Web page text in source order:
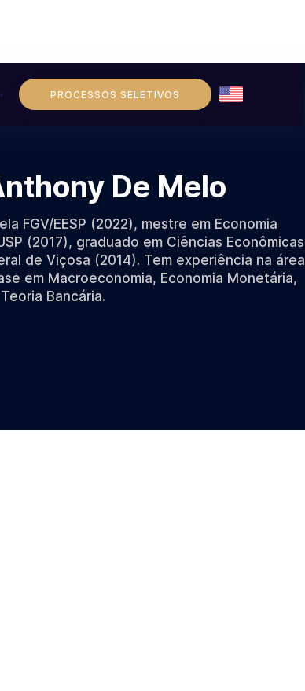
PROCESSOS SELETIVOS
De Melo
FGV/EESP (2022), mestre em Economia
(2017), graduado em Ciências Econômicas
de Viçosa (2014). Tem experiência na área
em Macroeconomia, Economia Monetária,
Bancária.